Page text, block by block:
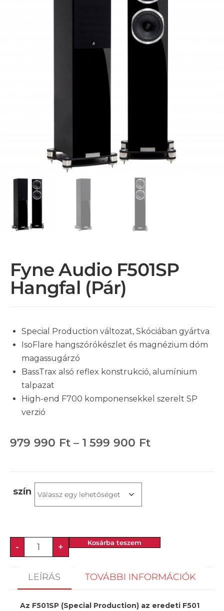
Fyne Audio F501SP
Hangfal (pár)
Special Production változat, Skóciában gyártva
IsoFlare hangszórókészlet és magnézium dóm
magassugárzó
BassTrax alsó reflex konstrukció, alumínium
talpazat
High-end F700 komponensekkel szerelt SP
verzió
979 990 Ft – 1 599 900 Ft
szín
- + Kosárba teszem
LEÍRÁS TOVÁBBI INFORMÁCIÓK
Az F501SP (Special Production) az eredeti F501